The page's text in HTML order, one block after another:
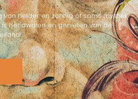
van helder en zonnig of soms mystiek
het dwalen en genieten van de